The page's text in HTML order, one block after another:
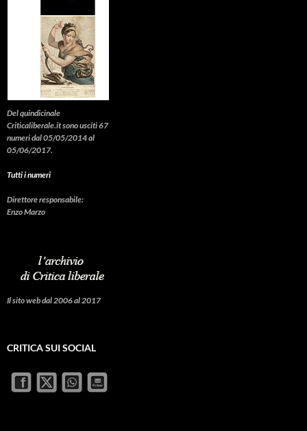
Del quindicinale
Criticaliberale.it sono usciti 67
numeri dal 05/05/2014 al
05/06/2017.
Tutti i numeri
Direttore responsabile:
Enzo Marzo
Il sito web dal 2006 al 2017
CRITICA SUI SOCIAL